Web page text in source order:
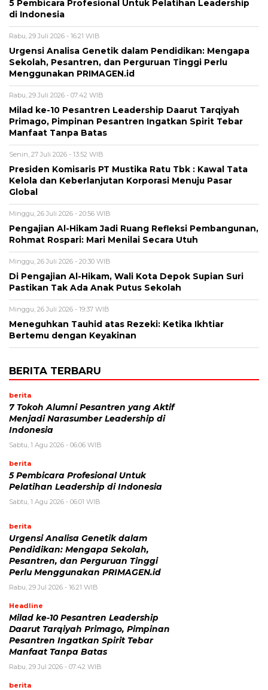
5 Pembicara Profesional Untuk Pelatihan Leadership
di Indonesia
Rabu, 29 Juli 2026 - 16:21 WIB
Urgensi Analisa Genetik dalam Pendidikan: Mengapa
Sekolah, Pesantren, dan Perguruan Tinggi Perlu
Menggunakan PRIMAGEN.id
Rabu, 29 Juli 2026 - 07:42 WIB
Milad ke-10 Pesantren Leadership Daarut Tarqiyah
Primago, Pimpinan Pesantren Ingatkan Spirit Tebar
Manfaat Tanpa Batas
Senin, 27 Juli 2026 - 13:52 WIB
Presiden Komisaris PT Mustika Ratu Tbk : Kawal Tata
Kelola dan Keberlanjutan Korporasi Menuju Pasar
Global
Minggu, 26 Juli 2026 - 20:56 WIB
Pengajian Al-Hikam Jadi Ruang Refleksi Pembangunan,
Rohmat Rospari: Mari Menilai Secara Utuh
Minggu, 26 Juli 2026 - 20:30 WIB
Di Pengajian Al-Hikam, Wali Kota Depok Supian Suri
Pastikan Tak Ada Anak Putus Sekolah
Minggu, 26 Juli 2026 - 19:37 WIB
Meneguhkan Tauhid atas Rezeki: Ketika Ikhtiar
Bertemu dengan Keyakinan
BERITA TERBARU
berita
7 Tokoh Alumni Pesantren yang Aktif
Menjadi Narasumber Leadership di
Indonesia
Sabtu, 1 Agu 2026 - 06:06 WIB
berita
5 Pembicara Profesional Untuk
Pelatihan Leadership di Indonesia
Sabtu, 1 Agu 2026 - 06:01 WIB
berita
Urgensi Analisa Genetik dalam
Pendidikan: Mengapa Sekolah,
Pesantren, dan Perguruan Tinggi
Perlu Menggunakan PRIMAGEN.id
Rabu, 29 Jul 2026 - 16:21 WIB
Headline
Milad ke-10 Pesantren Leadership
Daarut Tarqiyah Primago, Pimpinan
Pesantren Ingatkan Spirit Tebar
Manfaat Tanpa Batas
Rabu, 29 Jul 2026 - 07:42 WIB
berita